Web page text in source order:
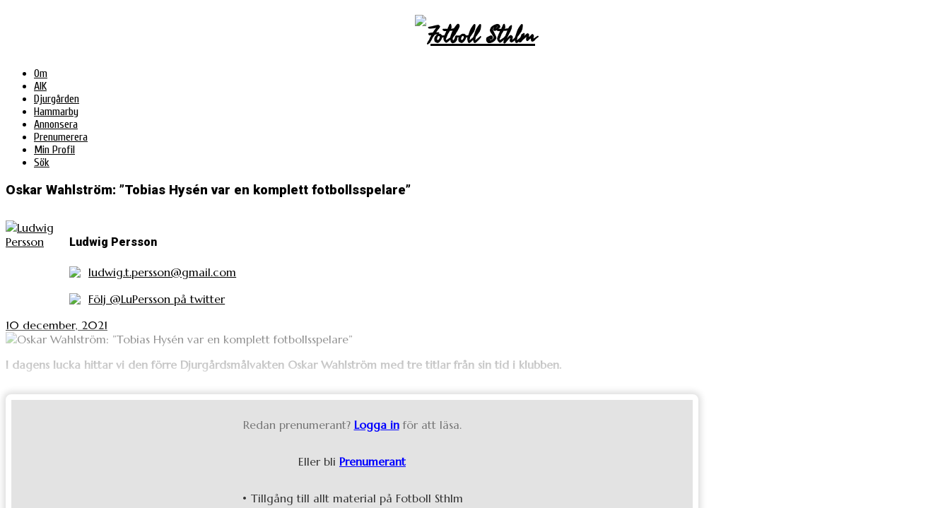
Om
AIK
Djurgården
Hammarby
Annonsera
Prenumerera
Min Profil
Sök
Oskar Wahlström: ”Tobias Hysén var en komplett fotbollsspelare”
Ludwig Persson
ludwig.t.persson@gmail.com
Följ @LuPersson på twitter
10 december, 2021
I dagens lucka hittar vi den förre Djurgårdsmålvakten Oskar Wahlström med tre titlar från sin tid i klubben.
Redan prenumerant? Logga in för att läsa.
Eller bli Prenumerant
• Tillgång till allt material på Fotboll Sthlm